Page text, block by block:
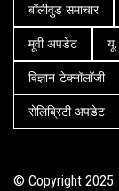
बॉलीवुड समाचार
मूवी अपडेट
विज्ञान-टेक्नॉलॉजी
सेलिब्रिटी अपडेट
© Copyright 2025.